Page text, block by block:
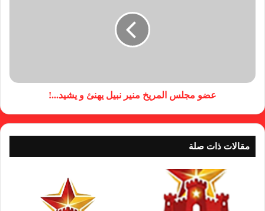
عضو مجلس المريخ منير نبيل يهنئ و يشيد...!
مقالات ذات صلة